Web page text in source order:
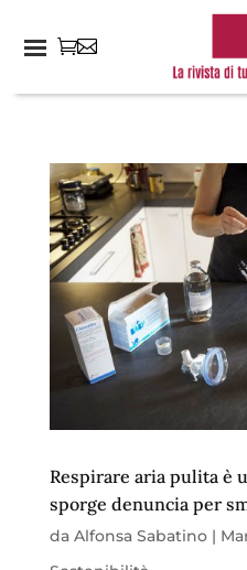
Respirare aria pulita è
sporge denuncia per
da Alfonsa Sabatino|